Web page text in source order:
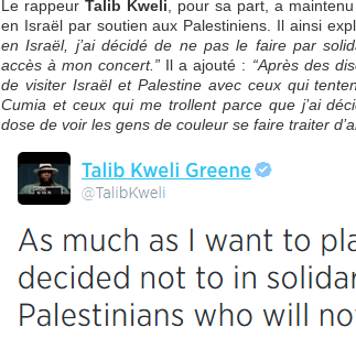
Le rappeur Talib Kweli , pour sa part, a
en Israël par soutien aux Palestiniens. Il ainsi
en Israël, j’ai décidé de ne pas le faire par
accès à mon concert.” Il a ajouté : “Après des
de visiter Israël et Palestine avec ceux qui
Cumia et ceux qui me trollent parce que j’ai
dose de voir les gens de couleur se faire traiter